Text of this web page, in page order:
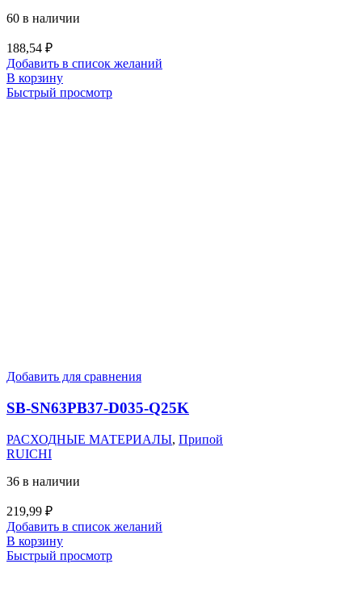
60 в наличии
188,54 ₽
Добавить в список желаний
В корзину
Быстрый просмотр
Добавить для сравнения
SB-SN63PB37-D035-Q25K
РАСХОДНЫЕ МАТЕРИАЛЫ, Припой
RUICHI
36 в наличии
219,99 ₽
Добавить в список желаний
В корзину
Быстрый просмотр